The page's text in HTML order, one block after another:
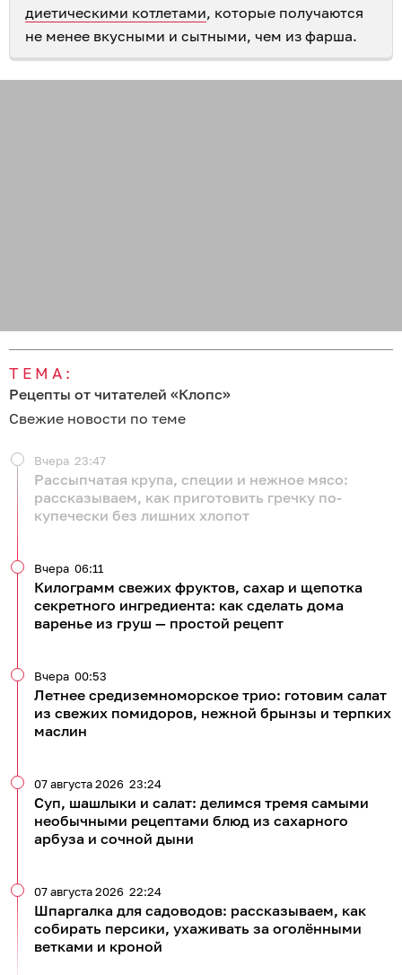
диетическими котлетами, которые получаются
не менее вкусными и сытными, чем из фарша.
ТЕМА:
Рецепты от читателей «Клопс»
Свежие новости по теме
Рассыпчатая крупа, специи и нежное мясо:
рассказываем, как приготовить гречку по-
купечески без лишних хлопот
Вчера 23:47
Килограмм свежих фруктов, сахар и щепотка
секретного ингредиента: как сделать дома
варенье из груш — простой рецепт
Вчера 06:11
Летнее средиземноморское трио: готовим салат
из свежих помидоров, нежной брынзы и терпких
маслин
Вчера 00:53
Суп, шашлыки и салат: делимся тремя самыми
необычными рецептами блюд из сахарного
арбуза и сочной дыни
07 августа 2026 23:24
Шпаргалка для садоводов: рассказываем, как
собирать персики, ухаживать за оголёнными
ветками и кроной
07 августа 2026 22:24